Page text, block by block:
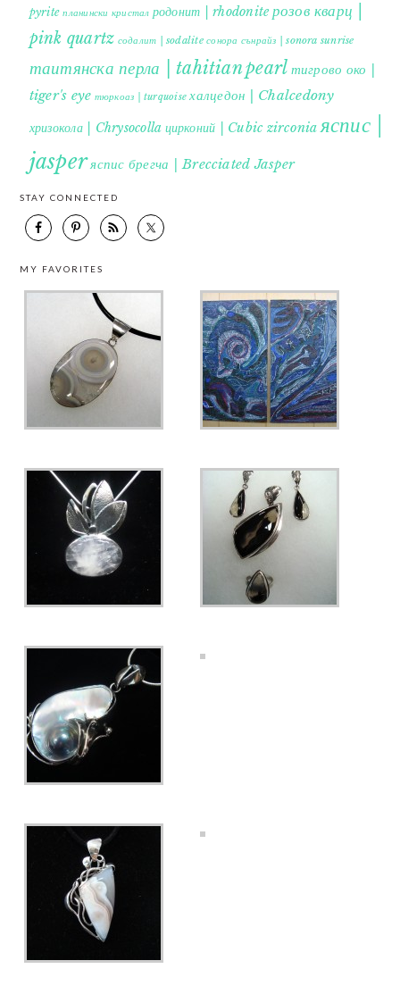
pyrite планински кристал родонит | rhodonite розов кварц |
pink quartz содалит | sodalite сонора сънрайз | sonora sunrise
таитянска перла | tahitian pearl тигрово око |
tiger's eye тюркоаз | turquoise халцедон | Chalcedony
хризокола | Chrysocolla цирконий | Cubic zirconia яспис |
jasperяспис брегча | Brecciated Jasper
STAY CONNECTED
MY FAVORITES